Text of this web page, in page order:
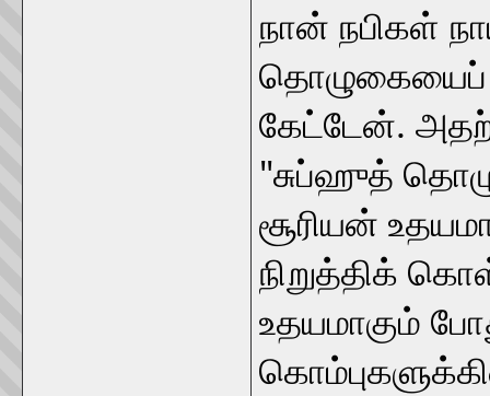
நான் நபிகள்
தொழுகையைப்
கேட்டேன்.
"சுப்ஹுத்
சூரியன்
நிறுத்திக்
உதயமாகும்